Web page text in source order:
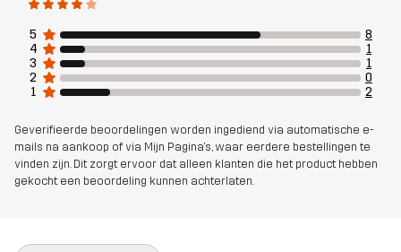
5
8
4
1
3
1
2
0
1
2
Geverifieerde beoordelingen worden ingediend via automatische e-
mails na aankoop of via Mijn Pagina's, waar eerdere bestellingen te
vinden zijn. Dit zorgt ervoor dat alleen klanten die het product hebben
gekocht een beoordeling kunnen achterlaten.